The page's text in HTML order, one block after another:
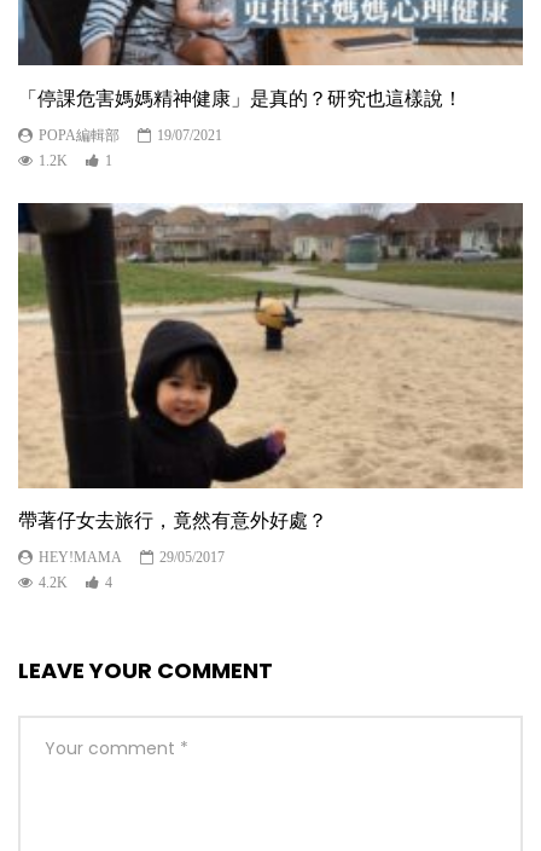
「停課危害媽媽精神健康」是真的？研究也這樣說！
POPA編輯部
19/07/2021
1.2K
1
帶著仔女去旅行，竟然有意外好處？
HEY!MAMA
29/05/2017
4.2K
4
LEAVE YOUR COMMENT